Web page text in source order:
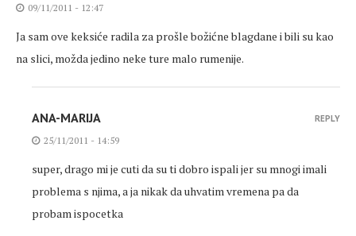
09/11/2011 - 12:47
Ja sam ove keksiće radila za prošle božićne blagdane i bili su kao
na slici, možda jedino neke ture malo rumenije.
ANA-MARIJA
25/11/2011 - 14:59
super, drago mi je cuti da su ti dobro ispali jer su mnogi imali
problema s njima, a ja nikak da uhvatim vremena pa da
probam ispocetka
REPLY